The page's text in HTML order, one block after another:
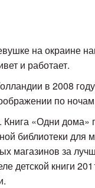
на окраине
и работает.
в 2008
по
«Одни
библиотеки для
за
детской книги